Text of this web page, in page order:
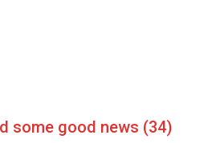
some good news (34)